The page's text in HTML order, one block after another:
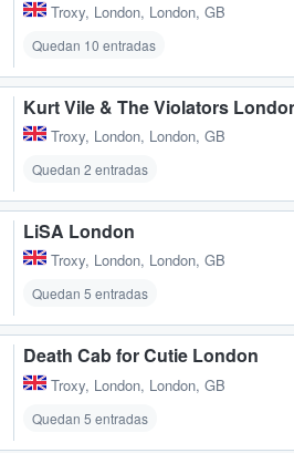
Troxy, London, London, GB
Quedan 10 entradas
Kurt Vile & The Violators
Troxy, London, London, GB
Quedan 2 entradas
LiSA London
Troxy, London, London, GB
Quedan 5 entradas
Death Cab for Cutie London
Troxy, London, London, GB
Quedan 5 entradas